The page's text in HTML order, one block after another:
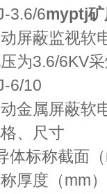
3.6/6myptj矿
屏蔽监视软
为3.6/6KV
6/10
金属屏蔽软
规格
体标称截面
厚度（mm）